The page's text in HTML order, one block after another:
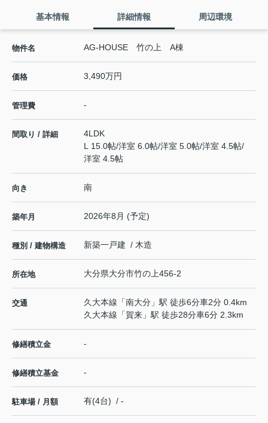
基本情報 詳細情報 周辺環境
物件名 AG-HOUSE 竹の上 A棟
価格 3,490万円
管理費 -
間取り / 詳細
4LDK
L 15.0帖/洋室 6.0帖/洋室 5.0帖/洋室 4.5帖/
洋室 4.5帖
向き 南
築年月 2026年8月 (予定)
種別 / 建物構造 新築一戸建 / 木造
所在地 大分県大分市竹の上456-2
交通 久大本線 「南大分 」駅 徒歩6分車2分 0.4km
久大本線 「賀来 」駅 徒歩28分車6分 2.3km
修繕積立金 -
修繕積立基金 -
駐車場 / 月額 有(4台) / -